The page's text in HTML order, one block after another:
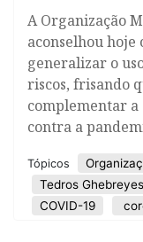
A Organização
aconselhou hoje
generalizar o
riscos, frisando
complementar a
contra a
Tópicos
Tedros
COVID-19